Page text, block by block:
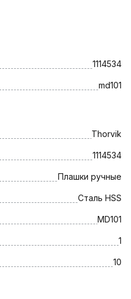
1114534
md101
Thorvik
1114534
Плашки ручные
Сталь HSS
MD101
1
10